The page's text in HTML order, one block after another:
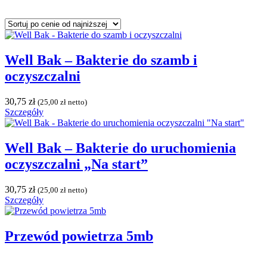
Well Bak – Bakterie do szamb i
oczyszczalni
30,75 zł (25,00 zł netto)
Szczegóły
Well Bak – Bakterie do uruchomienia
oczyszczalni „Na start”
30,75 zł (25,00 zł netto)
Szczegóły
Przewód powietrza 5mb